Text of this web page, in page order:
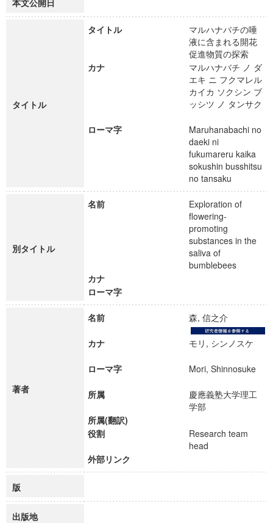
本文公開日
タイトル
タイトル
マルハナバチの唾
液に含まれる開花
促進物質の探索
カナ
マルハナバチ ノ ダ
エキ ニ フクマレル
カイカ ソクシン ブ
ッシツ ノ タンサク
ローマ字
Maruhanabachi no
daeki ni
fukumareru kaika
sokushin busshitsu
no tansaku
別タイトル
名前
Exploration of
flowering-
promoting
substances in the
saliva of
bumblebees
カナ
ローマ字
著者
名前 森, 信之介
カナ モリ, シンノスケ
ローマ字 Mori, Shinnosuke
所属
慶應義塾大学理工
学部
所属(翻訳)
役割
Research team
head
外部リンク
版
出版地